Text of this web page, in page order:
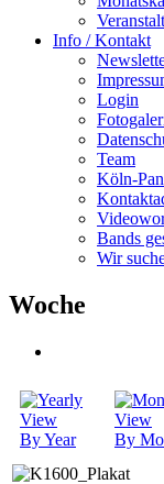
Info / Kontakt
Login
Team
Köln-
Bands
Wir
Woche
By Year By